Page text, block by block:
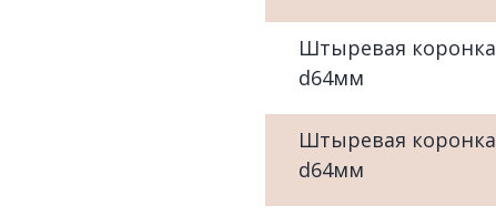
Штыревая коронка
d64мм
Штыревая коронка
d64мм